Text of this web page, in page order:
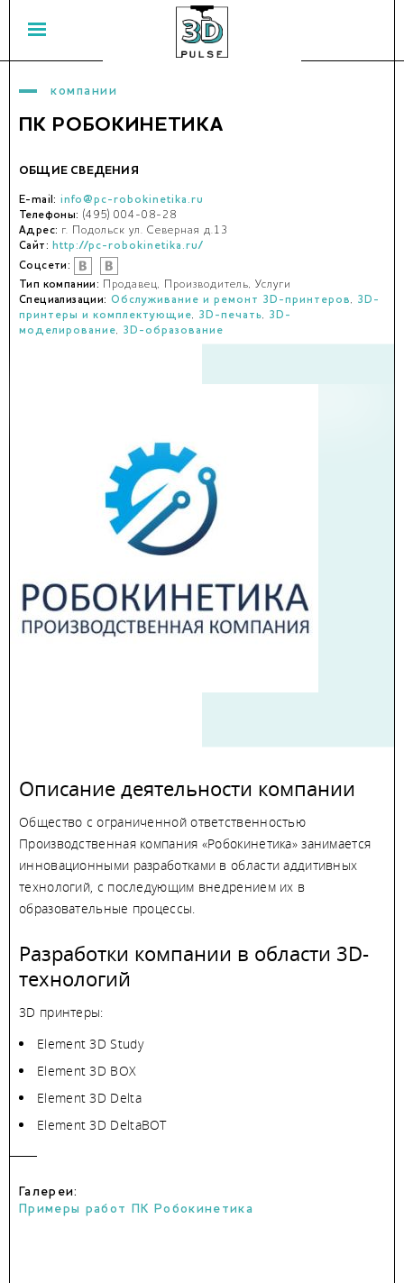
компании
ПК РОБОКИНЕТИКА
ОБЩИЕ СВЕДЕНИЯ
E-mail: info@pc-robokinetika.ru
Телефоны: (495) 004-08-28
Адрес: г. Подольск ул. Северная д.13
Сайт: http://pc-robokinetika.ru/
Соцсети:
Тип компании:
Продавец, Производитель, Услуги
Специализации: Обслуживание и ремонт 3D-принтеров, 3D-
принтеры и комплектующие, 3D-печать, 3D-
моделирование, 3D-образование
Описание деятельности компании
Общество с ограниченной ответственностью
Производственная компания «Робокинетика» занимается
инновационными разработками в области аддитивных
технологий, с последующим внедрением их в
образовательные процессы.
Разработки компании в области 3D-
технологий
3D принтеры:
Element 3D Study
Element 3D BOX
Element 3D Delta
Element 3D DeltaBOT
Галереи:
Примеры работ ПК Робокинетика